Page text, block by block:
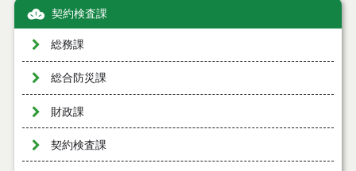
契約検査課
総務課
総合防災課
財政課
契約検査課